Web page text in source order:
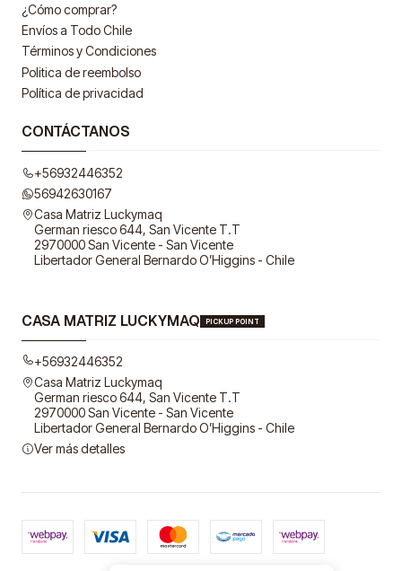
¿Cómo comprar?
Envíos a Todo Chile
Términos y Condiciones
Politica de reembolso
Política de privacidad
CONTÁCTANOS
+56932446352
56942630167
Casa Matriz Luckymaq
German riesco 644, San Vicente T.T
2970000 San Vicente - San Vicente
Libertador General Bernardo O’Higgins - Chile
CASA MATRIZ LUCKYMAQ PICKUP POINT
+56932446352
Casa Matriz Luckymaq
German riesco 644, San Vicente T.T
2970000 San Vicente - San Vicente
Libertador General Bernardo O’Higgins - Chile
Ver más detalles